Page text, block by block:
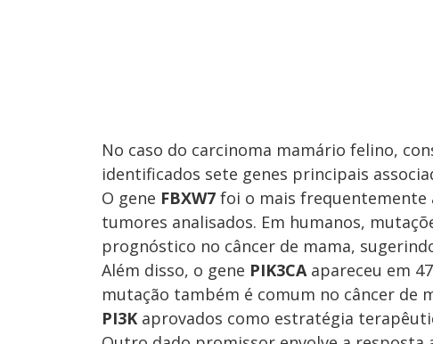
No caso do carcinoma mamário felino,
identificados sete genes principais
O gene FBXW7 foi o mais frequentemente
tumores analisados. Em humanos,
prognóstico no câncer de mama,
Além disso, o gene PIK3CAapareceu em
mutação também é comum no câncer de
PI3K aprovados como estratégia